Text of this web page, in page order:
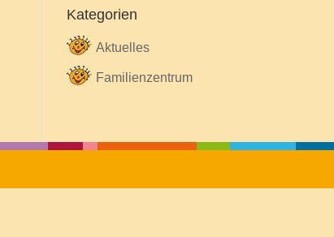
Kategorien
Aktuelles
Familienzentrum